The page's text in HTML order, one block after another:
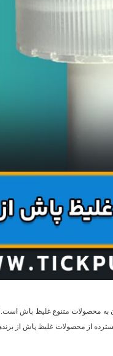
به محصولات متنوعغلیظ پاشاست.
از محصولات غلیظ پاش از